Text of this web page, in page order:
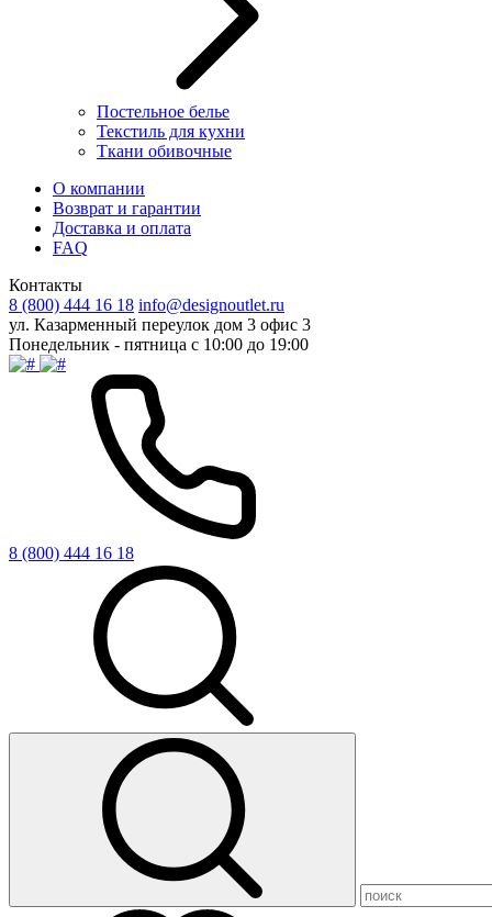
Постельное белье
Текстиль для кухни
Ткани обивочные
О компании
Возврат и гарантии
Доставка и оплата
FAQ
Контакты
8 (800) 444 16 18 info@designoutlet.ru
ул. Казарменный переулок дом 3 офис 3
Понедельник - пятница с 10:00 до 19:00
8 (800) 444 16 18